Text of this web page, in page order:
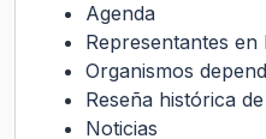
Agenda
Representantes en
Organismos
Reseña histórica
Noticias